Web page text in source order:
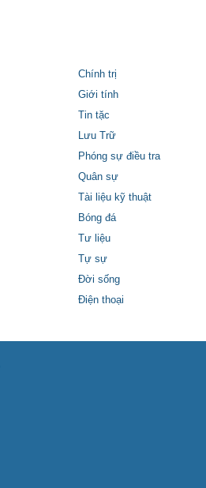
Chính trị
Giới tính
Tin tặc
Lưu Trữ
Phóng sự điều tra
Quân sự
Tài liệu kỹ thuật
Bóng đá
Tư liệu
Tự sự
Đời sống
Điện thoại